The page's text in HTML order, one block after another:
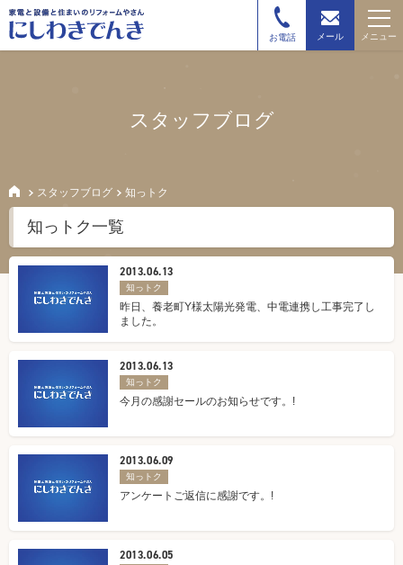
お電話 メール メニュー
スタッフブログ
スタッフブログ 知っトク
知っトク一覧
2013.06.13
知っトク
昨日、養老町Y様太陽光発電、中電連携し工事完了し
ました。
2013.06.13
知っトク
今月の感謝セールのお知らせです。!
2013.06.09
知っトク
アンケートご返信に感謝です。!
2013.06.05